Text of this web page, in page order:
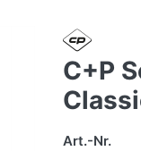
C+P
Art.-Nr.